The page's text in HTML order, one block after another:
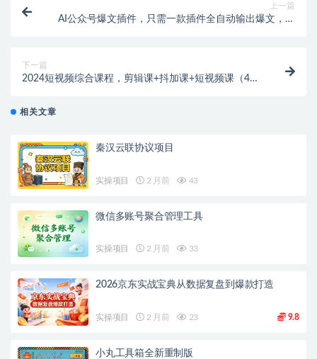
上一篇
AI公众号爆文插件，只需一款插件全自动输出爆文，矩
下一篇
2024短视频综合课程，剪辑课+抖加课+短视频课（48
相关文章
秦汉云联协议项目
实操项目 2 月前 43
微信多账号聚合管理工具
实操项目 2 月前 33
2026京东实战宝典从数据复盘到爆款打造
实操项目 2 月前 23 9.8
小丸工具箱全新重制版